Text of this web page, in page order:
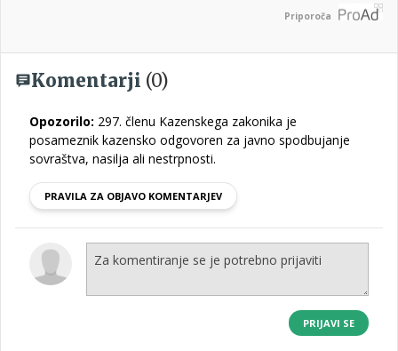
Priporoča
Komentarji (0)
Opozorilo: 297. členu Kazenskega zakonika je
posameznik kazensko odgovoren za javno spodbujanje
sovraštva, nasilja ali nestrpnosti.
PRAVILA ZA OBJAVO KOMENTARJEV
PRIJAVI SE